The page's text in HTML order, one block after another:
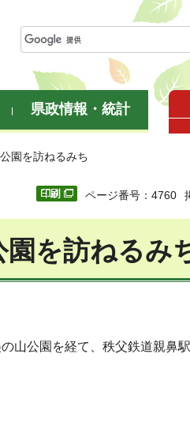
県政情報・統計
園を訪ねるみち
ページ番号：4760
を訪ねるみ
山公園を経て、秩父鉄道親鼻